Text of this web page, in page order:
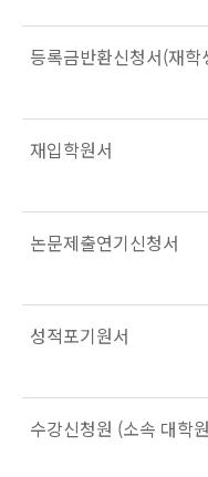
등록금반환신청서(재학
재입학원서
논문제출연기신청서
성적포기원서
수강신청원 (소속 대학